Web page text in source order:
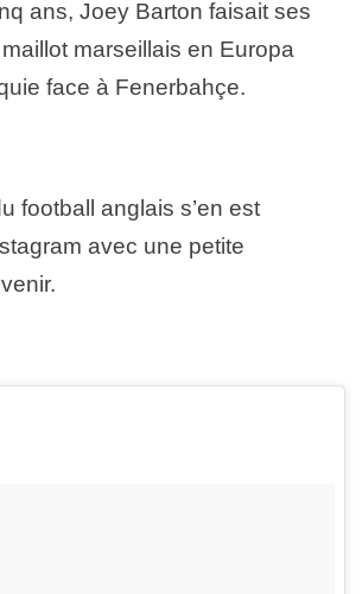
ans, Joey Barton faisait ses
marseillais en Europa
face à Fenerbahçe.
football anglais s’en est
avec une petite